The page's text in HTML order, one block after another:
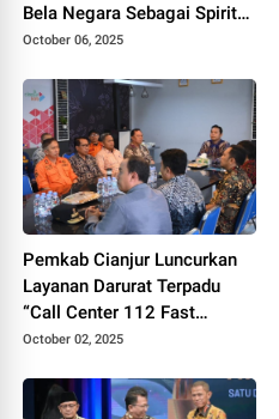
Bela Negara Sebagai Spirit
Pengabdian
October 06, 2025
Pemkab Cianjur Luncurkan
Layanan Darurat Terpadu
“Call Center 112 Fast
Respon”
October 02, 2025